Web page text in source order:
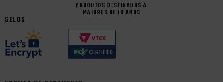
PRODUTOS DESTINADOS A
MAIORES DE 18 ANOS
SELOS